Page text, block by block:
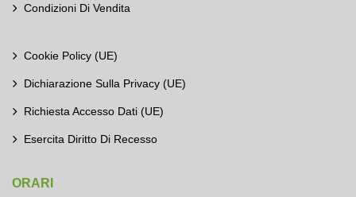
Condizioni Di Vendita
Cookie Policy (UE)
Dichiarazione Sulla Privacy (UE)
Richiesta Accesso Dati (UE)
Esercita Diritto Di Recesso
ORARI